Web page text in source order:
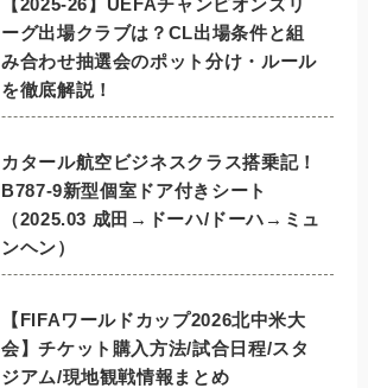
ーグ出場クラブは？CL出場条件と組
み合わせ抽選会のポット分け・ルール
を徹底解説！
カタール航空ビジネスクラス搭乗記！
B787-9新型個室ドア付きシート
（2025.03 成田→ドーハ/ドーハ→ミュ
ンヘン）
【FIFAワールドカップ2026北中米大
会】チケット購入方法/試合日程/スタ
ジアム/現地観戦情報まとめ